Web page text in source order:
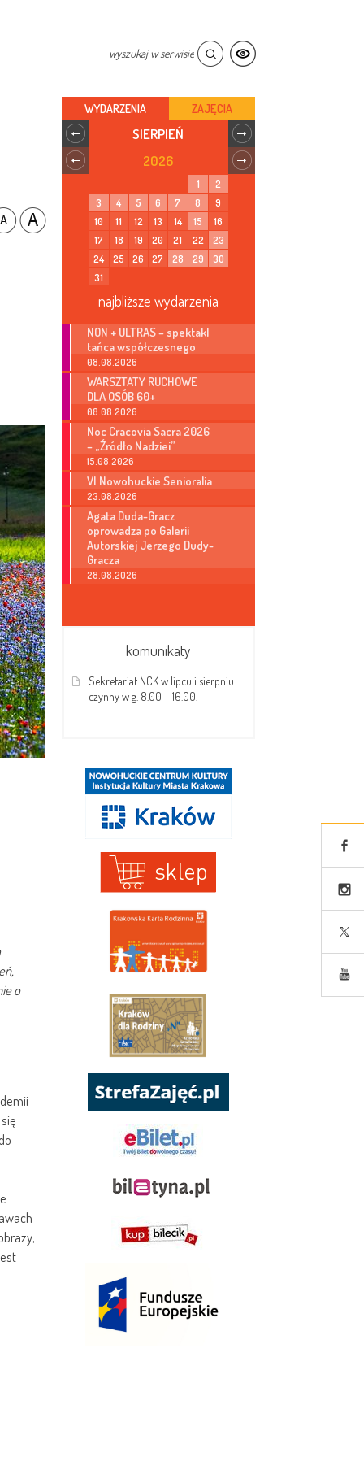
o
WYDARZENIA ZAJĘCIA
SIERPIEŃ
2026
1
2
3
4 5 6 7 8
9
10
11 12 13 14 15
16
17
18 19 20 21 22
23
24
25 26 27 28 29
30
31
najbliższe wydarzenia
NON + ULTRAS – spektakl
tańca współczesnego
08.08.2026
WARSZTATY RUCHOWE
DLA OSÓB 60+
08.08.2026
Noc Cracovia Sacra 2026
– „Źródło Nadziei”
15.08.2026
VI Nowohuckie Senioralia
23.08.2026
Agata Duda-Gracz
oprowadza po Galerii
Autorskiej Jerzego Dudy-
Gracza
28.08.2026
komunikaty
Sekretariat NCK w lipcu i sierpniu
czynny w g. 8.00 – 16.00.